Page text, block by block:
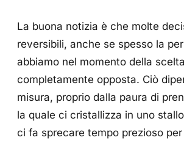
La buona notizia è che molte
reversibili, anche se spesso la
abbiamo nel momento della
completamente opposta. Ciò
misura, proprio dalla paura di
la quale ci cristallizza in uno
ci fa sprecare tempo prezioso